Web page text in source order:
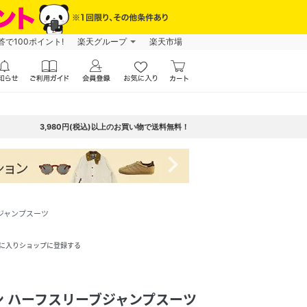
で100ポイント! 楽天グループ 楽天市場
3,980円(税込)以上のお買い物で送料無料！
navigate_next
ャンプスーツ
入りショップに登録する
ハーフスリーブジャンプスーツ